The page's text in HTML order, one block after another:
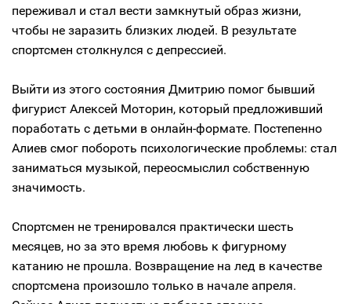
переживал и стал вести замкнутый образ жизни,
чтобы не заразить близких людей. В результате
спортсмен столкнулся с депрессией.
Выйти из этого состояния Дмитрию помог бывший
фигурист Алексей Моторин, который предложивший
поработать с детьми в онлайн-формате. Постепенно
Алиев смог побороть психологические проблемы: стал
заниматься музыкой, переосмыслил собственную
значимость.
Спортсмен не тренировался практически шесть
месяцев, но за это время любовь к фигурному
катанию не прошла. Возвращение на лед в качестве
спортсмена произошло только в начале апреля.